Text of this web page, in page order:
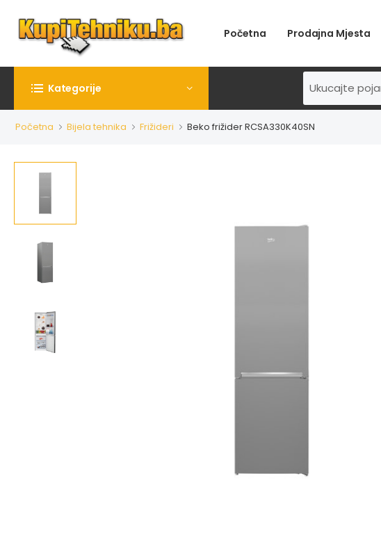
Početna Prodajna Mjesta
Kategorije
Početna Bijela tehnika Frižideri Beko frižider RCSA330K40SN